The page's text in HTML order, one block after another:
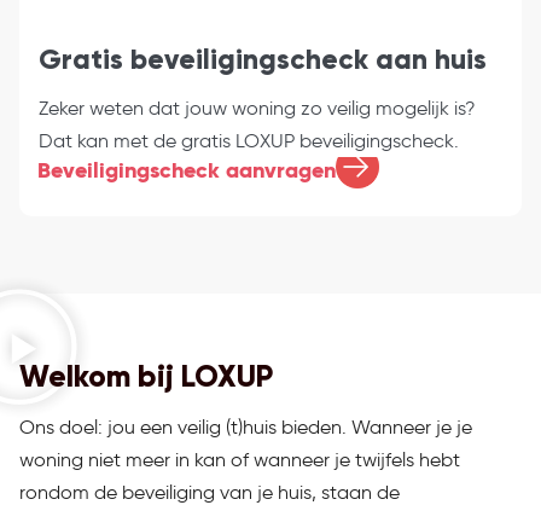
Gratis beveiligingscheck aan huis
Zeker weten dat jouw woning zo veilig mogelijk is?
Dat kan met de gratis LOXUP beveiligingscheck.
Beveiligingscheck aanvragen
Welkom bij LOXUP
Ons doel: jou een veilig (t)huis bieden. Wanneer je je
woning niet meer in kan of wanneer je twijfels hebt
rondom de beveiliging van je huis, staan de